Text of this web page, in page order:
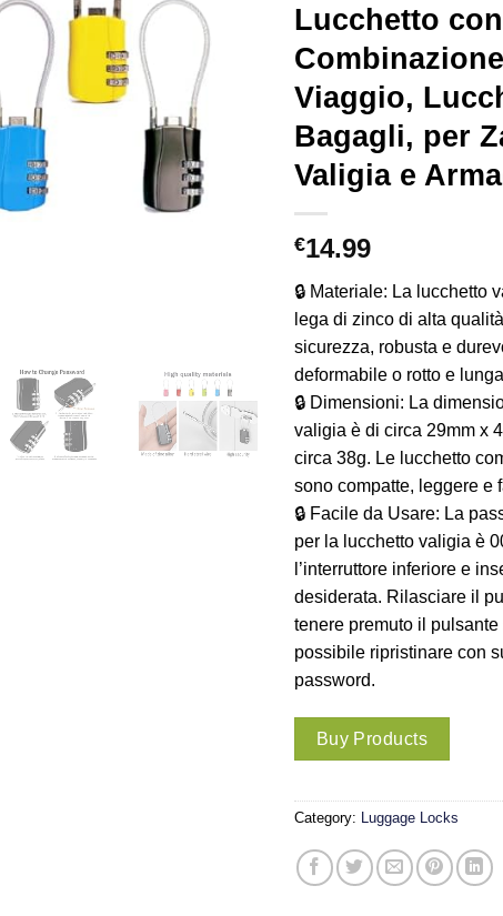
Lucchetto con
Viaggio,
Bagagli, per
Valigia e
€14.99
🔒 Materiale: La lucchetto
lega di zinco di alta
sicurezza, robusta e
deformabile o rotto e
🔒 Dimensioni: La
valigia è di circa 29mm x
circa 38g. Le lucchetto
sono compatte, leggere e
🔒 Facile da Usare: La
per la lucchetto valigia è
l’interruttore inferiore e
desiderata. Rilasciare il
tenere premuto il
possibile ripristinare con
password.
Buy Products
Category: Luggage Locks